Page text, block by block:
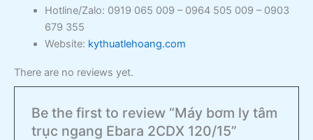
Hotline/Zalo: 0919 065 009 – 0964 505 009 – 0903
679 355
Website: kythuatlehoang.com
There are no reviews yet.
Be the first to review “Máy bơm ly tâm
trục ngang Ebara 2CDX 120/15”